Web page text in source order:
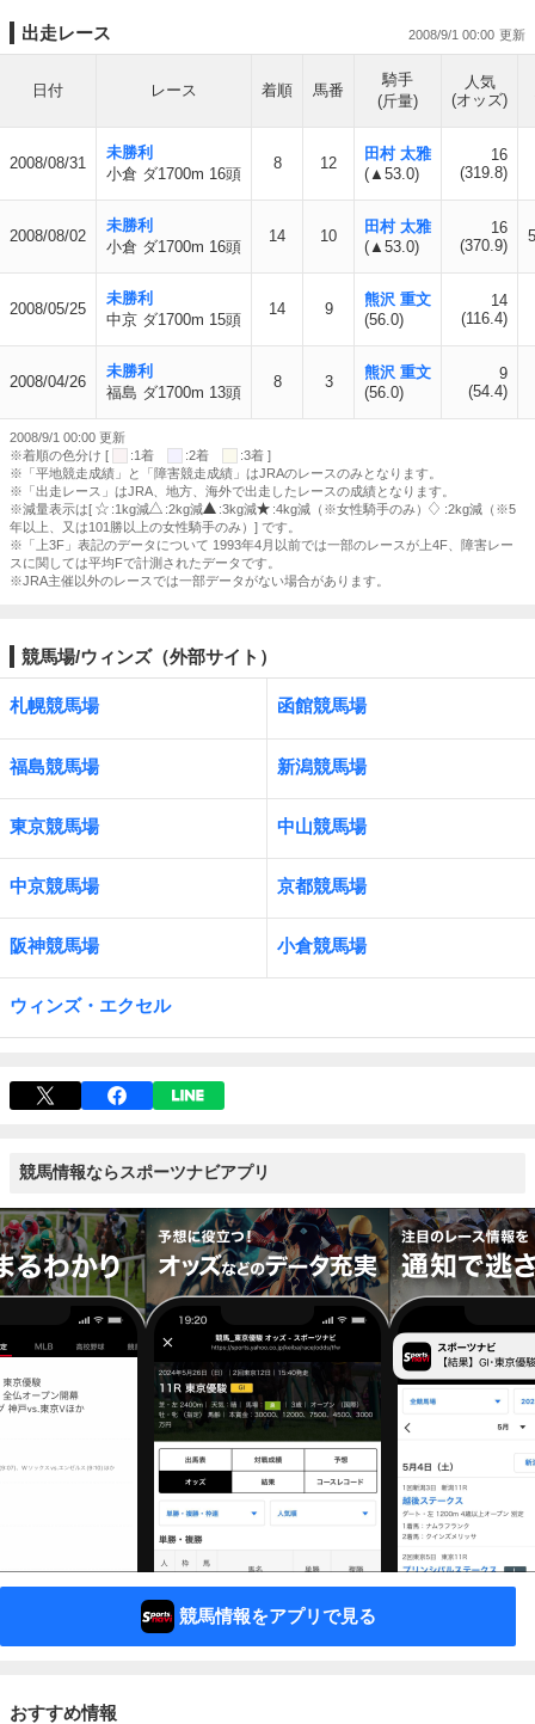
出走レース 2008/9/1 00:00
日付 レース 着順 馬番
騎手
(斤量)
人気
(オッズ)
2008/08/31
未勝利
小倉 ダ1700m 16頭
8 12
田村 太雅
(▲53.0)
16
(319.8)
2008/08/02
未勝利
小倉 ダ1700m 16頭
14 10
田村 太雅
(▲53.0)
16
(370.9)
2008/05/25
未勝利
中京 ダ1700m 15頭
14 9
熊沢 重文
(56.0)
14
(116.4)
2008/04/26
未勝利
福島 ダ1700m 13頭
8 3
熊沢 重文
(56.0)
9
(54.4)
2008/9/1 00:00 更新
※着順の色分け [
:1着 :2着
:3着 ]
※「平地競走成績」と「障害競走成績」はJRAのレースのみとなります。
※「出走レース」はJRA、地方、海外で出走したレースの成績となります。
※減量表示は[
:1kg減 :2kg減 :3kg減 :4kg減（※女性騎手のみ）
:2kg減（※5
年以上、又は101勝以上の女性騎手のみ）] です。
※「上3F」表記のデータについて 1993年4月以前では一部のレースが上4F、障害レー
スに関しては平均Fで計測されたデータです。
※JRA主催以外のレースでは一部データがない場合があります。
競馬場/ウィンズ（外部サイト）
札幌競馬場 函館競馬場
福島競馬場 新潟競馬場
東京競馬場 中山競馬場
中京競馬場 京都競馬場
阪神競馬場 小倉競馬場
ウィンズ・エクセル
競馬情報ならスポーツナビアプリ
競馬情報をアプリで見る
おすすめ情報